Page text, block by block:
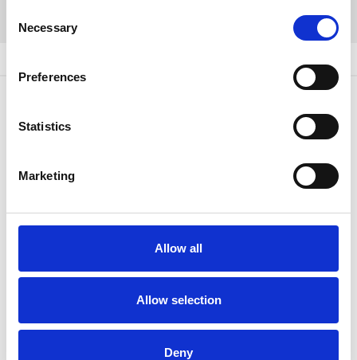
Selection
Necessary
Preferences
Statistics
Marketing
Allow all
Allow selection
Deny
Karreweg 139A